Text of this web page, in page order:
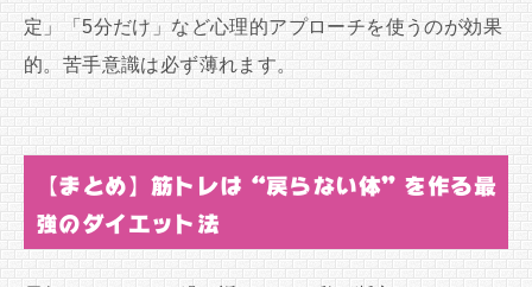
定」「5分だけ」など心理的アプローチを使うのが効果
的。苦手意識は必ず薄れます。
【まとめ】筋トレは“戻らない体”を作る最
強のダイエット法